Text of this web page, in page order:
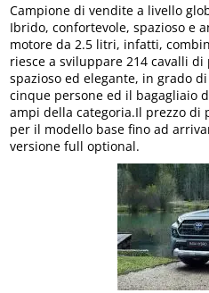
Campione di vendite a livello
Ibrido, confortevole, spazioso e
motore da 2.5 litri, infatti,
riesce a sviluppare 214 cavalli di
spazioso ed elegante, in grado
cinque persone ed il bagagliaio
ampi della categoria.Il prezzo
per il modello base fino ad
versione full optional.